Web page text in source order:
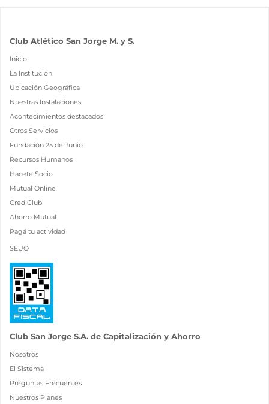
Club Atlético San Jorge M. y S.
Inicio
La Institución
Ubicación Geográfica
Nuestras Instalaciones
Acontecimientos destacados
Otros Servicios
Fundación 23 de Junio
Recursos Humanos
Hacete Socio
Mutual Online
CrediClub
Ahorro Mutual
Pagá tu actividad
SEUO
Club San Jorge S.A. de Capitalización y Ahorro
Nosotros
El Sistema
Preguntas Frecuentes
Nuestros Planes